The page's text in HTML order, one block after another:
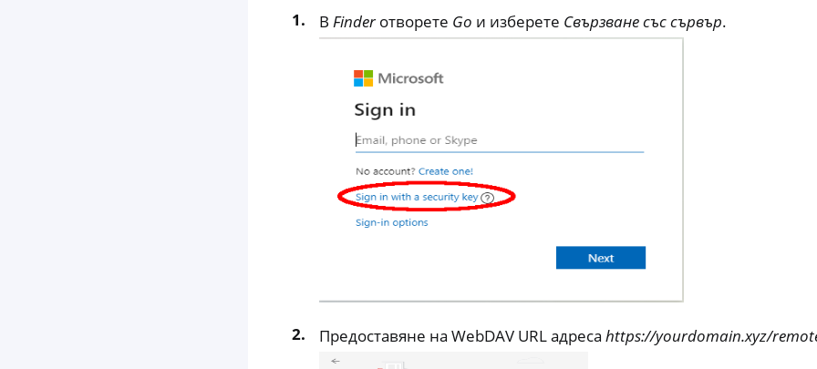
В Finderотворете Go и изберете Свързване със сървър.
Предоставяне на WebDAV URL адреса https://yourdomain.xyz/